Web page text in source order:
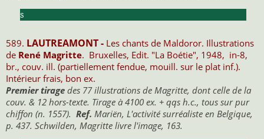
s
589. LAUTREAMONT - Les chants de Maldoror. Illustrations
de René Magritte. Bruxelles, Edit. "La Boétie", 1948, in-8,
br., couv. ill. (partiellement fendue, mouill. sur le plat inf.).
Intérieur frais, bon ex.
Premier tirage des 77 illustrations de Magritte, dont celle de la
couv. & 12 hors-texte. Tirage à 4100 ex. + qqs h.c., tous sur pur
chiffon (n. 1557). Ref. Mariën, L'activité surréaliste en Belgique,
p. 437. Schwilden, Magritte livre l'image, 163.